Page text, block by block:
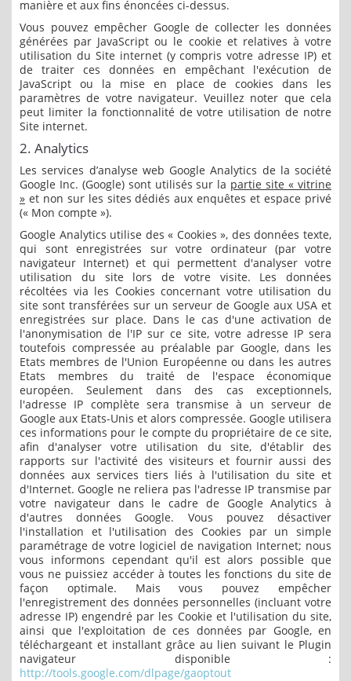
manière et aux fins énoncées ci-dessus.
Vous pouvez empêcher Google de collecter les données
générées par JavaScript ou le cookie et relatives à votre
utilisation du Site internet (y compris votre adresse IP) et
de traiter ces données en empêchant l'exécution de
JavaScript ou la mise en place de cookies dans les
paramètres de votre navigateur. Veuillez noter que cela
peut limiter la fonctionnalité de votre utilisation de notre
Site internet.
2. Analytics
Les services d’analyse web Google Analytics de la société
Google Inc. (Google) sont utilisés sur la partie site « vitrine
» et non sur les sites dédiés aux enquêtes et espace privé
(« Mon compte »).
Google Analytics utilise des « Cookies », des données texte,
qui sont enregistrées sur votre ordinateur (par votre
navigateur Internet) et qui permettent d'analyser votre
utilisation du site lors de votre visite. Les données
récoltées via les Cookies concernant votre utilisation du
site sont transférées sur un serveur de Google aux USA et
enregistrées sur place. Dans le cas d'une activation de
l'anonymisation de l'IP sur ce site, votre adresse IP sera
toutefois compressée au préalable par Google, dans les
Etats membres de l'Union Européenne ou dans les autres
Etats membres du traité de l'espace économique
européen. Seulement dans des cas exceptionnels,
l'adresse IP complète sera transmise à un serveur de
Google aux Etats-Unis et alors compressée. Google utilisera
ces informations pour le compte du propriétaire de ce site,
afin d'analyser votre utilisation du site, d'établir des
rapports sur l'activité des visiteurs et fournir aussi des
données aux services tiers liés à l'utilisation du site et
d'Internet. Google ne reliera pas l'adresse IP transmise par
votre navigateur dans le cadre de Google Analytics à
d'autres données Google. Vous pouvez désactiver
l'installation et l'utilisation des Cookies par un simple
paramétrage de votre logiciel de navigation Internet; nous
vous informons cependant qu'il est alors possible que
vous ne puissiez accéder à toutes les fonctions du site de
façon optimale. Mais vous pouvez empêcher
l'enregistrement des données personnelles (incluant votre
adresse IP) engendré par les Cookie et l'utilisation du site,
ainsi que l'exploitation de ces données par Google, en
téléchargeant et installant grâce au lien suivant le Plugin
navigateur disponible :
http://tools.google.com/dlpage/gaoptout